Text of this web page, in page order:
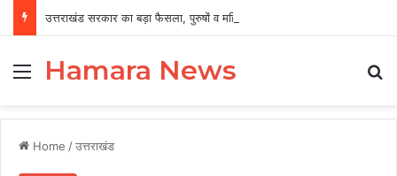
MenuHamara News
Home /उत्तराखंड